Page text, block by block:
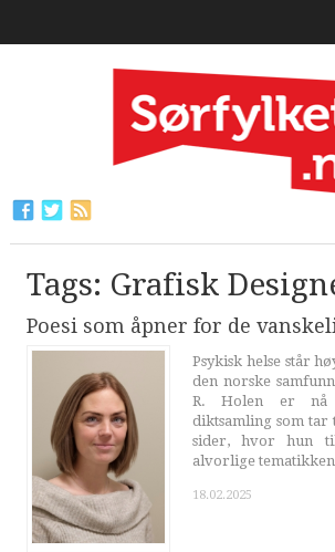
Tags: Grafisk
Poesi som åpner for de
Psykisk helse står
den norske
R. Holen er nå
diktsamling som
sider, hvor hun
alvorlige
18.02.2025